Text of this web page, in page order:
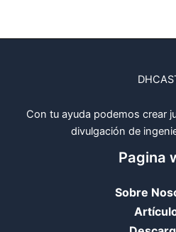
Con tu ayuda podemos crear
divulgación de
Pagina
Sobre